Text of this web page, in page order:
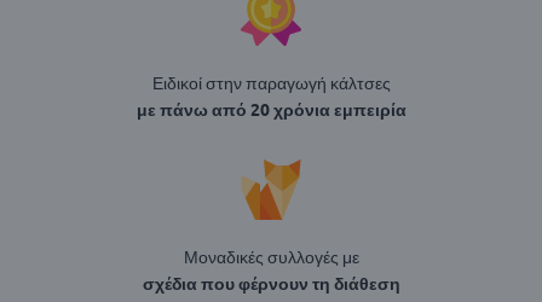
Ειδικοί στην παραγωγή κάλτσες
με πάνω από 20 χρόνια εμπειρία
Μοναδικές συλλογές με
σχέδια που φέρνουν τη διάθεση